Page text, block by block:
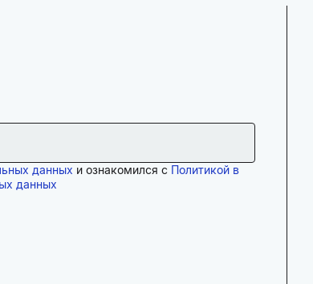
данных и ознакомился с Политикой в
данных